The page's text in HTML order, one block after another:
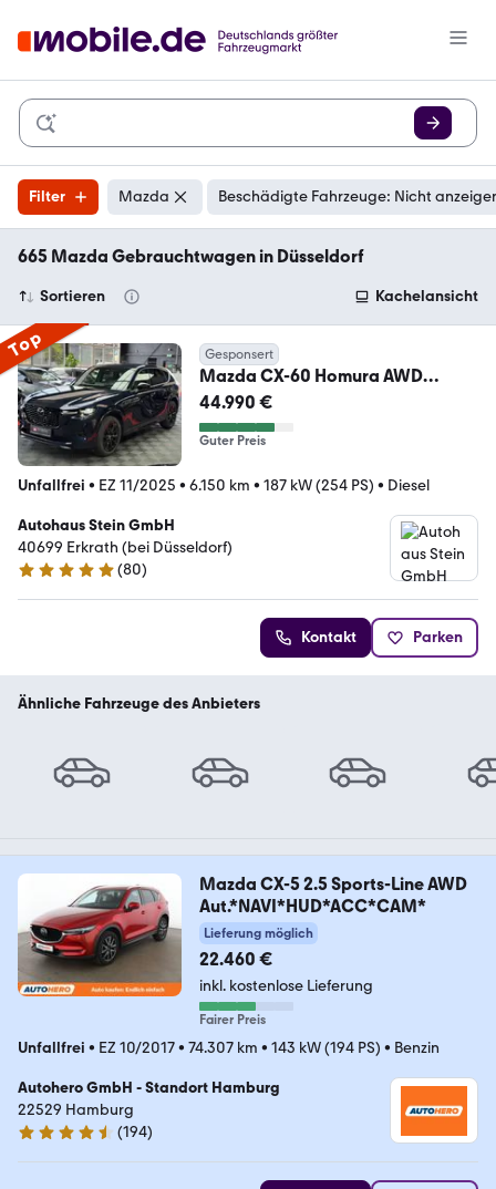
Filter Mazda Beschädigte Fahrzeuge: Nicht
665 Mazda Gebrauchtwagen in Düsseldorf
Sortieren Kachelansicht
Top Gesponsert
Mazda CX-60 Homura AWD
/360°/Sitzklima/BOSE/HUD/Lede
r
44.990 €
Guter Preis
Unfallfrei • EZ 11/2025 • 6.150 km • 187 kW (254 PS) • Diesel
Autohaus Stein GmbH
40699 Erkrath (bei Düsseldorf)
4.9 Sterne
(80)
Kontakt Parken
Ähnliche Fahrzeuge des Anbieters
Mazda CX-5 2.5 Sports-Line AWD
Aut.*NAVI*HUD*ACC*CAM*
Lieferung möglich
22.460 €
inkl. kostenlose Lieferung
Fairer Preis
Unfallfrei • EZ 10/2017• 74.307 km • 143 kW (194 PS) • Benzin
Autohero GmbH - Standort Hamburg
22529 Hamburg
4.6 Sterne
(194)